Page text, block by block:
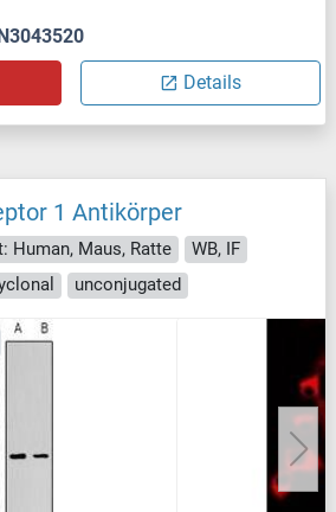
Details
1 Antikörper
Human, Maus, Ratte
WB, IF
unconjugated